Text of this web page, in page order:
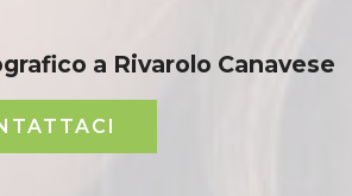
a Rivarolo Canavese